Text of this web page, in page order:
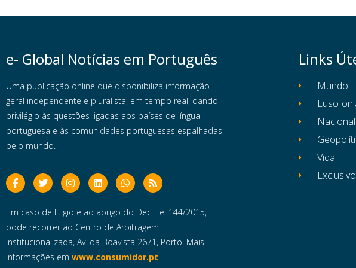
e- Global Notícias em Português
Uma publicação online que disponibiliza informação
geral independente e pluralista, em tempo real, dando
privilégio às questões ligadas aos países de língua
portuguesa e às comunidades portuguesas espalhadas
pelo mundo.
Em caso de litigio e ao abrigo do Dec. Lei 144/2015,
pode recorrer ao Centro de Arbitragem
Institucionalizada, Av. da Boavista 2671, Porto. Mais
informações em www.consumidor.pt
Links
Mundo
Nacional
Vida
Exclusivo